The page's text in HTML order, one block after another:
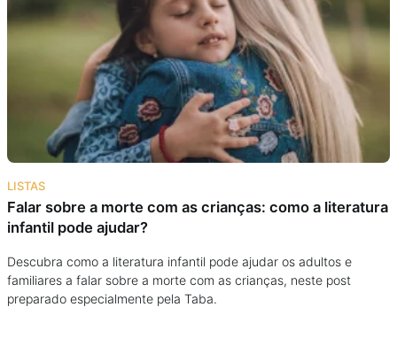
LISTAS
Falar sobre a morte com as crianças: como a literatura
infantil pode ajudar?
Descubra como a literatura infantil pode ajudar os adultos e
familiares a falar sobre a morte com as crianças, neste post
preparado especialmente pela Taba.